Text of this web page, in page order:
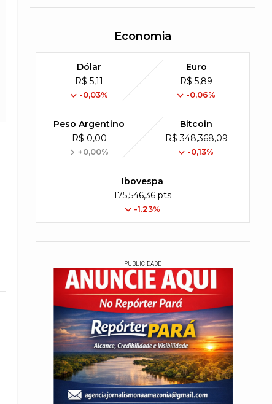
Economia
Dólar
R$ 5,11
-0,03%
Euro
R$ 5,89
-0,06%
Peso Argentino
R$ 0,00
+0,00%
Bitcoin
R$ 348,368,09
-0,13%
Ibovespa
175,546,36 pts
-1.23%
PUBLICIDADE